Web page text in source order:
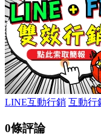
LINE互動行銷 互動行
0條評論